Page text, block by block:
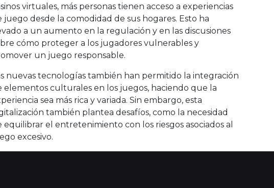
virtuales, más personas tienen acceso a experiencias
juego desde la comodidad de sus hogares. Esto ha
a un aumento en la regulación y en las discusiones
cómo proteger a los jugadores vulnerables y
un juego responsable.
nuevas tecnologías también han permitido la integración
elementos culturales en los juegos, haciendo que la
sea más rica y variada. Sin embargo, esta
también plantea desafíos, como la necesidad
equilibrar el entretenimiento con los riesgos asociados al
excesivo.